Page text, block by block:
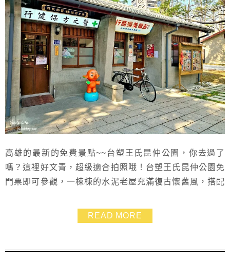
高雄的最新的免費景點~~台塑王氏昆仲公園，你去過了
嗎？這裡好文青，超級適合拍照哦！台塑王氏昆仲公園免
門票即可參觀，一棟棟的水泥老屋充滿復古懷舊風，搭配
園裡還有各式餐廳和小店，都很值得細細品味~~找個舒服
的午後，帶家人或是另一半來散步晃晃吧！
READ MORE